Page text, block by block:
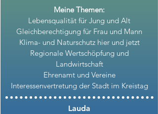
Meine Themen:
Lebensqualität für Jung und Alt
Gleichberechtigung für Frau und Mann
Klima- und Naturschutz hier und jetzt
Regionale Wertschöpfung und
Landwirtschaft
Ehrenamt und Vereine
Interessenvertretung der Stadt im Kreistag
Lauda